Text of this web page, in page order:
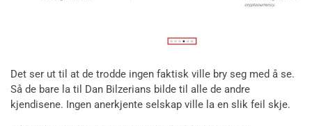
Det ser ut til at de trodde ingen faktisk ville bry seg med å se.
Så de bare la til Dan Bilzerians bilde til alle de andre
kjendisene. Ingen anerkjente selskap ville la en slik feil skje.